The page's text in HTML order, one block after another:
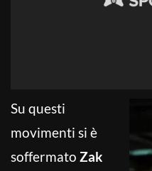
Su questi
movimenti si è
soffermato Zak